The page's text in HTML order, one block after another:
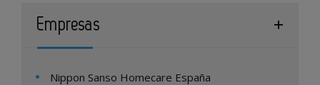
Empresas
Nippon Sanso Homecare España